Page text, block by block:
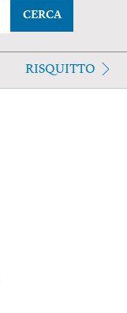
CERCA
RISQUITTO